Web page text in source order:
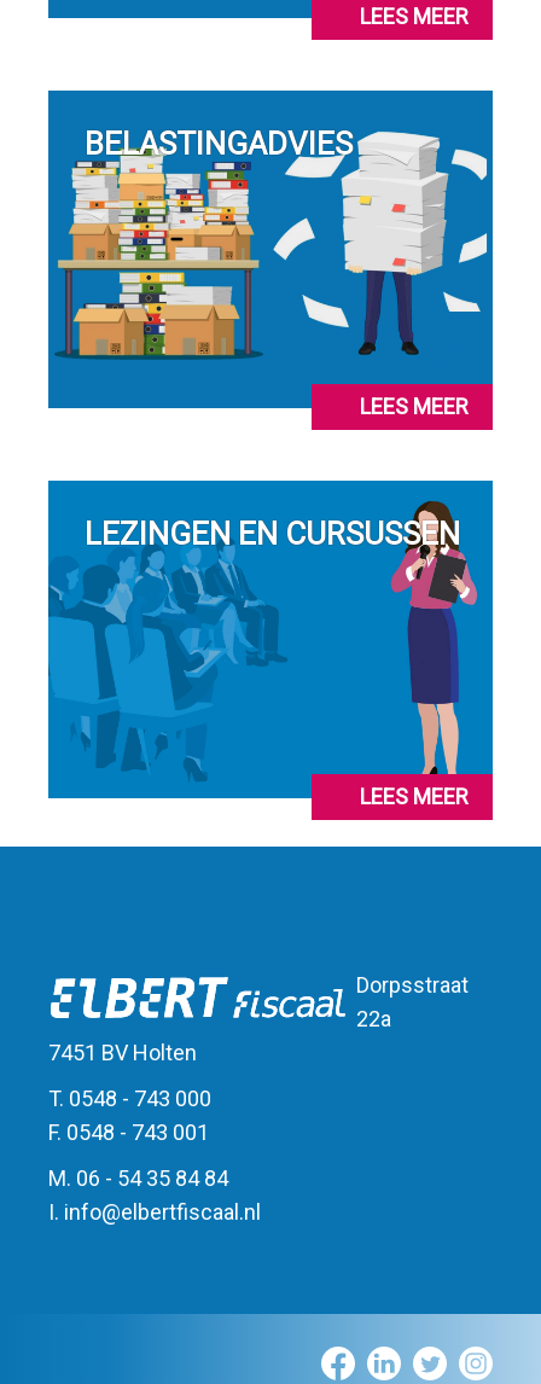
LEES MEER
BELASTINGADVIES
LEES MEER
LEZINGEN EN CURSUSSEN
LEES MEER
Dorpsstraat
22a
7451 BV Holten
T. 0548 - 743 000
F. 0548 - 743 001
M. 06 - 54 35 84 84
I. info@elbertfiscaal.nl